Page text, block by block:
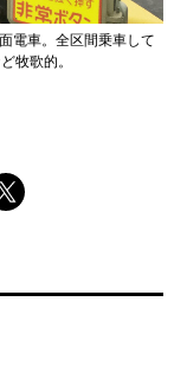
電車。全区間乗車して
牧歌的。